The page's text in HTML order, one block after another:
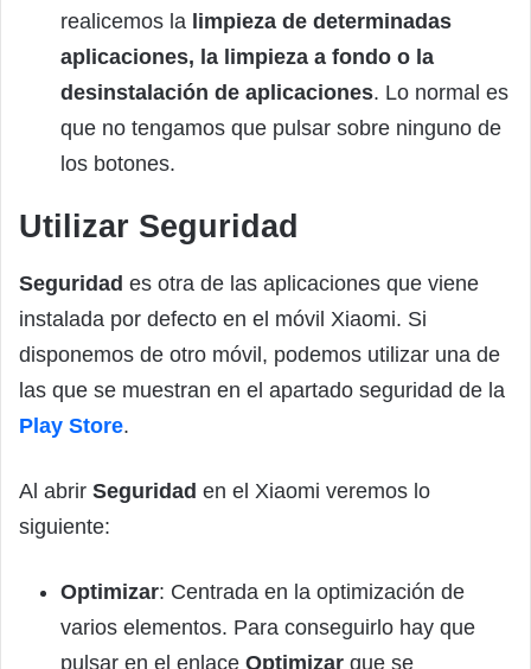
realicemos la limpieza de determinadas
aplicaciones, la limpieza a fondo o la
desinstalación de aplicaciones. Lo normal es
que no tengamos que pulsar sobre ninguno de
los botones.
Utilizar Seguridad
Seguridad es otra de las aplicaciones que viene
instalada por defecto en el móvil Xiaomi. Si
disponemos de otro móvil, podemos utilizar una de
las que se muestran en el apartado seguridad de la
Play Store.
Al abrir Seguridad en el Xiaomi veremos lo
siguiente:
Optimizar: Centrada en la optimización de
varios elementos. Para conseguirlo hay que
pulsar en el enlace Optimizar que se